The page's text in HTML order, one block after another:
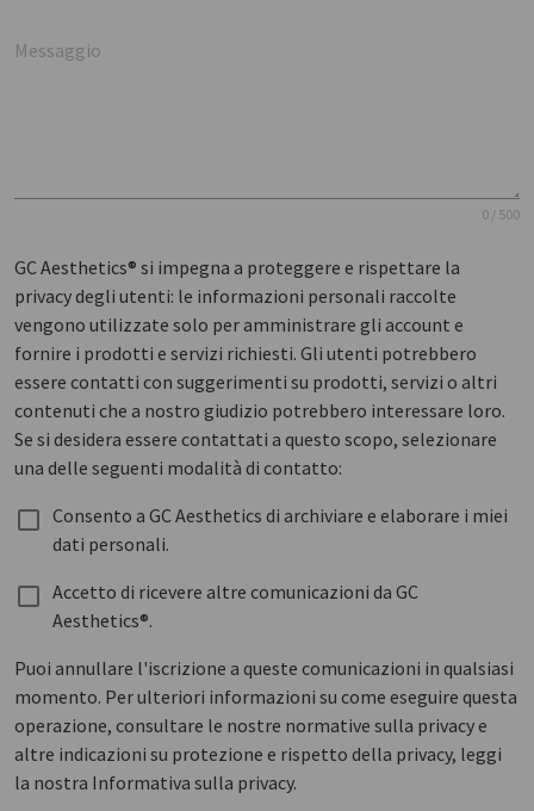
Messaggio
0 / 500
GC Aesthetics® si impegna a proteggere e rispettare la
privacy degli utenti: le informazioni personali raccolte
vengono utilizzate solo per amministrare gli account e
fornire i prodotti e servizi richiesti. Gli utenti potrebbero
essere contatti con suggerimenti su prodotti, servizi o altri
contenuti che a nostro giudizio potrebbero interessare loro.
Se si desidera essere contattati a questo scopo, selezionare
una delle seguenti modalità di contatto:
Consento a GC Aesthetics di archiviare e elaborare i miei
dati personali.
Accetto di ricevere altre comunicazioni da GC
Aesthetics®.
Puoi annullare l'iscrizione a queste comunicazioni in qualsiasi
momento. Per ulteriori informazioni su come eseguire questa
operazione, consultare le nostre normative sulla privacy e
altre indicazioni su protezione e rispetto della privacy, leggi
la nostra Informativa sulla privacy.